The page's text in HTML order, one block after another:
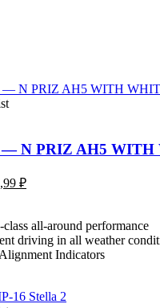
N PRIZ AH5 WITH
₽.
₽Текущая
class all-around performance
driving in all weather
Indicators